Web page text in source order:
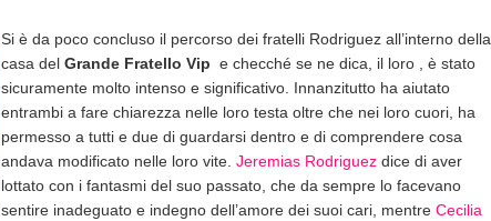
Si è da poco concluso il percorso dei fratelli Rodriguez all’interno della
casa del Grande Fratello Vip e checché se ne dica, il loro , è stato
sicuramente molto intenso e significativo. Innanzitutto ha aiutato
entrambi a fare chiarezza nelle loro testa oltre che nei loro cuori, ha
permesso a tutti e due di guardarsi dentro e di comprendere cosa
andava modificato nelle loro vite. Jeremias Rodriguez dice di aver
lottato con i fantasmi del suo passato, che da sempre lo facevano
sentire inadeguato e indegno dell’amore dei suoi cari, mentre Cecilia